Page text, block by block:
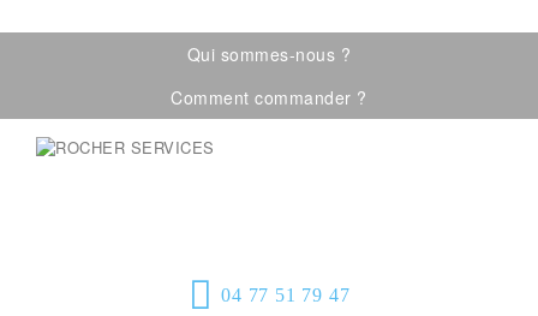
Qui sommes-nous ?
Comment commander ?
04 77 51 79 47